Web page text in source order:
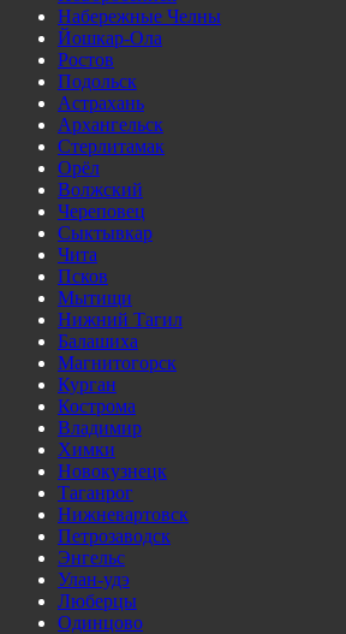
Набережные Челны
Йошкар-Ола
Ростов
Подольск
Астрахань
Архангельск
Стерлитамак
Орёл
Волжский
Череповец
Сыктывкар
Чита
Псков
Мытищи
Нижний Тагил
Балашиха
Магнитогорск
Курган
Кострома
Владимир
Химки
Новокузнецк
Таганрог
Нижневартовск
Петрозаводск
Энгельс
Улан-удэ
Люберцы
Одинцово